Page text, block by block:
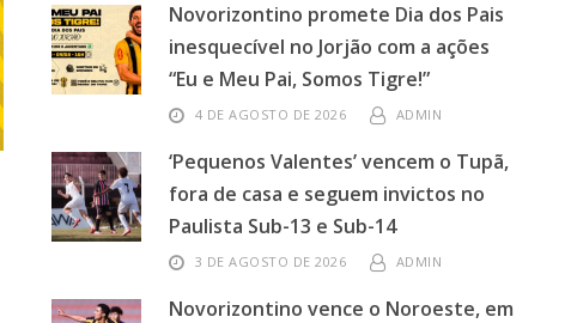
Novorizontino promete Dia dos Pais
inesquecível no Jorjão com a ações
“Eu e Meu Pai, Somos Tigre!”
4 DE AGOSTO DE 2026 ADMIN
‘Pequenos Valentes’ vencem o Tupã,
fora de casa e seguem invictos no
Paulista Sub-13 e Sub-14
3 DE AGOSTO DE 2026 ADMIN
Novorizontino vence o Noroeste, em